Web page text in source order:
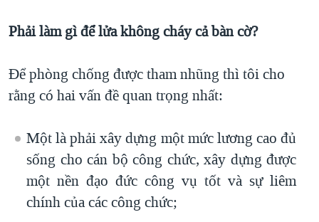
Phải làm gì để lửa không cháy cả bàn cờ?
Để phòng chống được tham nhũng thì tôi cho
rằng có hai vấn đề quan trọng nhất:
Một là phải xây dựng một mức lương cao đủ
sống cho cán bộ công chức, xây dựng được
một nền đạo đức công vụ tốt và sự liêm
chính của các công chức;